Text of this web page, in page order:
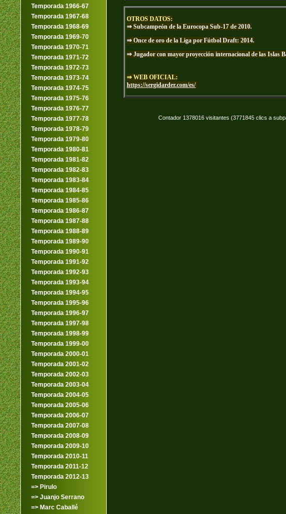
Temporada 1966-67
Temporada 1967-68
Temporada 1968-69
Temporada 1969-70
Temporada 1970-71
Temporada 1971-72
Temporada 1972-73
Temporada 1973-74
Temporada 1974-75
Temporada 1975-76
Temporada 1976-77
Temporada 1977-78
Temporada 1978-79
Temporada 1979-80
Temporada 1980-81
Temporada 1981-82
Temporada 1982-83
Temporada 1983-84
Temporada 1984-85
Temporada 1985-86
Temporada 1986-87
Temporada 1987-88
Temporada 1988-89
Temporada 1989-90
Temporada 1990-91
Temporada 1991-92
Temporada 1992-93
Temporada 1993-94
Temporada 1994-95
Temporada 1995-96
Temporada 1996-97
Temporada 1997-98
Temporada 1998-99
Temporada 1999-00
Temporada 2000-01
Temporada 2001-02
Temporada 2002-03
Temporada 2003-04
Temporada 2004-05
Temporada 2005-06
Temporada 2006-07
Temporada 2007-08
Temporada 2008-09
Temporada 2009-10
Temporada 2010-11
Temporada 2011-12
Temporada 2012-13
=> Pirulo
=> Juanjo Serrano
=> Marc Caballé
OTROS DATOS:
⇒ Subcampeón de la Eurocopa Sub-17 de 2010.
⇒ Once de oro de la Liga por Fútbol Draft: 2014.
⇒ Jugador con mayor proyección internacional de las Islas
⇒ WEB OFICIAL:
https://sergidarder.com/es/
Contador 1378016 visitantes (3771845 clics a